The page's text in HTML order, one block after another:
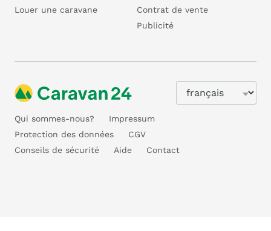
Louer une caravane
Contrat de vente
Publicité
Qui sommes-nous?
Impressum
Protection des données
CGV
Conseils de sécurité
Aide Contact